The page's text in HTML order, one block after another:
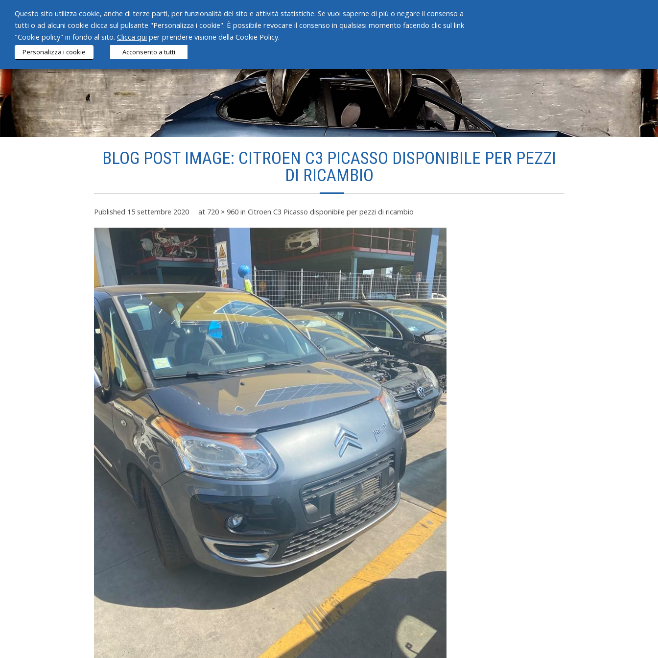
HOME CHI SIAMO SERVIZI PRODOTTI
BLOG POST IMAGE: CITROEN C3 PICASSO DISPONIBILE PER PEZZI
DI RICAMBIO
Published 15 settembre 2020 at 720 × 960 in Citroen C3 Picasso disponibile per pezzi di ricambio
Questo sito utilizza cookie, anche di terze parti, per funzionalità del sito e attività statistiche. Se vuoi saperne di più o negare il consenso a
tutti o ad alcuni cookie clicca sul pulsante "Personalizza i cookie". È possibile revocare il consenso in qualsiasi momento facendo clic sul link
"Cookie policy" in fondo al sito. Clicca qui per prendere visione della Cookie Policy.
Personalizza i cookie Acconsento a tutti